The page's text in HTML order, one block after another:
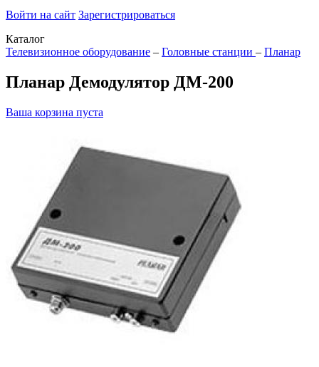
Войти на сайт Зарегистрироваться
Каталог
Телевизионное оборудование – Головные станции – Планар
Планар Демодулятор ДМ-200
Ваша корзина пуста